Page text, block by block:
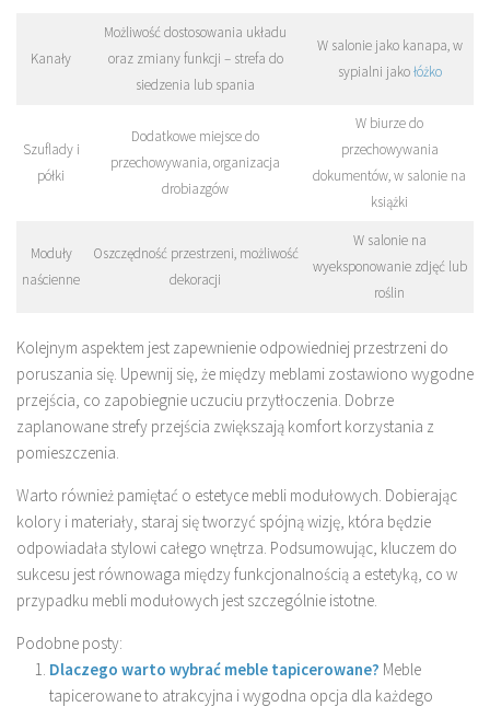
Kanały
Możliwość dostosowania układu
oraz zmiany funkcji – strefa do
siedzenia lub spania
W salonie jako kanapa, w
sypialni jakołóżko
Szuflady i
półki
Dodatkowe miejsce do
przechowywania, organizacja
drobiazgów
W biurze do
przechowywania
dokumentów, w salonie na
książki
Moduły
naścienne
Oszczędność przestrzeni, możliwość
dekoracji
W salonie na
wyeksponowanie zdjęć lub
roślin
Kolejnym aspektem jest zapewnienie odpowiedniej przestrzeni do
poruszania się. Upewnij się, że między meblami zostawiono wygodne
przejścia, co zapobiegnie uczuciu przytłoczenia. Dobrze
zaplanowane strefy przejścia zwiększają komfort korzystania z
pomieszczenia.
Warto również pamiętać o estetyce mebli modułowych. Dobierając
kolory i materiały, staraj się tworzyć spójną wizję, która będzie
odpowiadała stylowi całego wnętrza. Podsumowując, kluczem do
sukcesu jest równowaga między funkcjonalnością a estetyką, co w
przypadku mebli modułowych jest szczególnie istotne.
Podobne posty:
Dlaczego warto wybrać meble tapicerowane? Meble
tapicerowane to atrakcyjna i wygodna opcja dla każdego